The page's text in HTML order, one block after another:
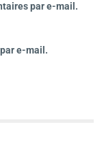
par e-mail.
e-mail.